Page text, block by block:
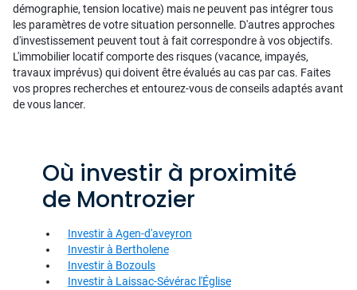
démographie, tension locative) mais ne peuvent pas intégrer tous
les paramètres de votre situation personnelle. D'autres approches
d'investissement peuvent tout à fait correspondre à vos objectifs.
L'immobilier locatif comporte des risques (vacance, impayés,
travaux imprévus) qui doivent être évalués au cas par cas. Faites
vos propres recherches et entourez-vous de conseils adaptés avant
de vous lancer.
Où investir à proximité
de Montrozier
Investir à Agen-d'aveyron
Investir à Bertholene
Investir à Bozouls
Investir à Laissac-Sévérac l'Église